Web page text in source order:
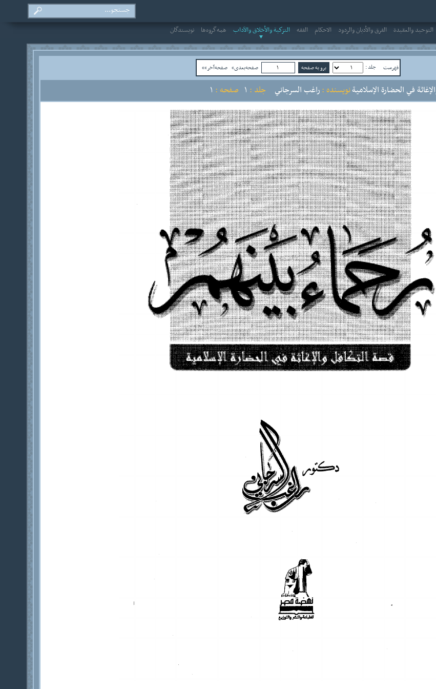
التوحيد والعقيدة الفرق والأديان والردود الاحکام الفقه التزكية والأخلاق والآداب همه‌گروه‌ها نویسندگان
فهرست جلد : صفحه‌بعدی» صفحه‌آخر»»
في الحضارة الإسلاميةنویسنده :راغب السرجاني جلد : صفحه :